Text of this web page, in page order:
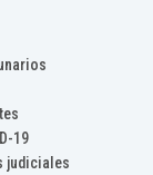
19
judiciales